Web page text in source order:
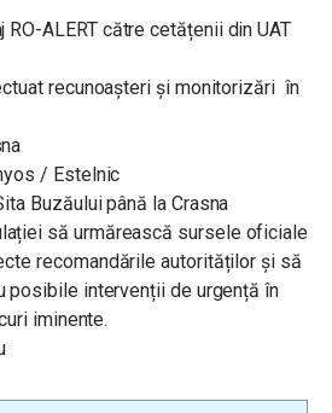
ALERT către cetățenii din UAT
recunoașteri și monitorizări în
/ Estelnic
Buzăului până la Crasna
să urmărească sursele oficiale
recomandările autorităților și să
posibile intervenții de urgență în
iminente.